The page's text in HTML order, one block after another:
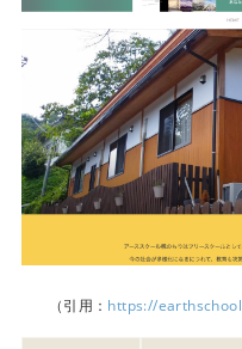
（引用： https://